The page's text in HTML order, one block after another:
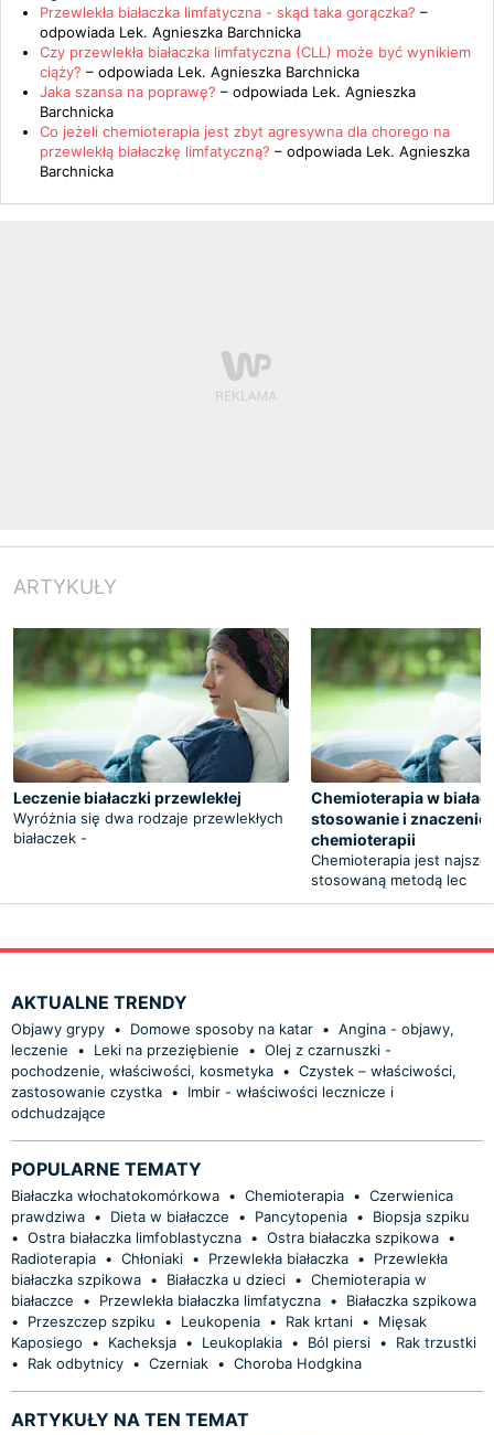
Przewlekła białaczka limfatyczna - skąd taka gorączka? –
odpowiada Lek. Agnieszka Barchnicka
Czy przewlekła białaczka limfatyczna (CLL) może być wynikiem
ciąży? – odpowiada Lek. Agnieszka Barchnicka
Jaka szansa na poprawę? – odpowiada Lek. Agnieszka
Barchnicka
Co jeżeli chemioterapia jest zbyt agresywna dla chorego na
przewlekłą białaczkę limfatyczną? – odpowiada Lek. Agnieszka
Barchnicka
ARTYKUŁY
Leczenie białaczki przewlekłej
Wyróżnia się dwa rodzaje przewlekłych
białaczek -
Chemioterapia w
stosowanie i znaczenie
chemioterapii
Chemioterapia jest
stosowaną metodą lec
AKTUALNE TRENDY
Objawy grypy • Domowe sposoby na katar • Angina - objawy,
leczenie
• Leki na przeziębienie • Olej z czarnuszki -
pochodzenie, właściwości, kosmetyka • Czystek – właściwości,
zastosowanie czystka •
Imbir - właściwości lecznicze i
odchudzające
POPULARNE TEMATY
Białaczka włochatokomórkowa • Chemioterapia • Czerwienica
prawdziwa • Dieta w białaczce • Pancytopenia •
Biopsja szpiku
• Ostra białaczka limfoblastyczna • Ostra białaczka szpikowa •
Radioterapia • Chłoniaki • Przewlekła białaczka •
Przewlekła
białaczka szpikowa • Białaczka u dzieci • Chemioterapia w
białaczce
• Przewlekła białaczka limfatyczna •
Białaczka szpikowa
•
Przeszczep szpiku • Leukopenia • Rak krtani •
Mięsak
Kaposiego
• Kacheksja • Leukoplakia • Ból piersi •
Rak trzustki
•
Rak odbytnicy • Czerniak • Choroba Hodgkina
ARTYKUŁY NA TEN TEMAT